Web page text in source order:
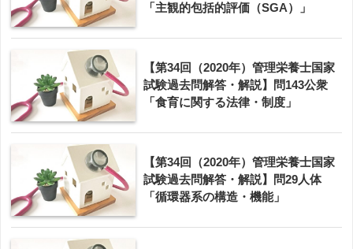
「主観的包括的評価（SGA）」
【第34回（2020年）管理栄養士国家
試験過去問解答・解説】問143公衆
「食育に関する法律・制度」
【第34回（2020年）管理栄養士国家
試験過去問解答・解説】問29人体
「循環器系の構造・機能」